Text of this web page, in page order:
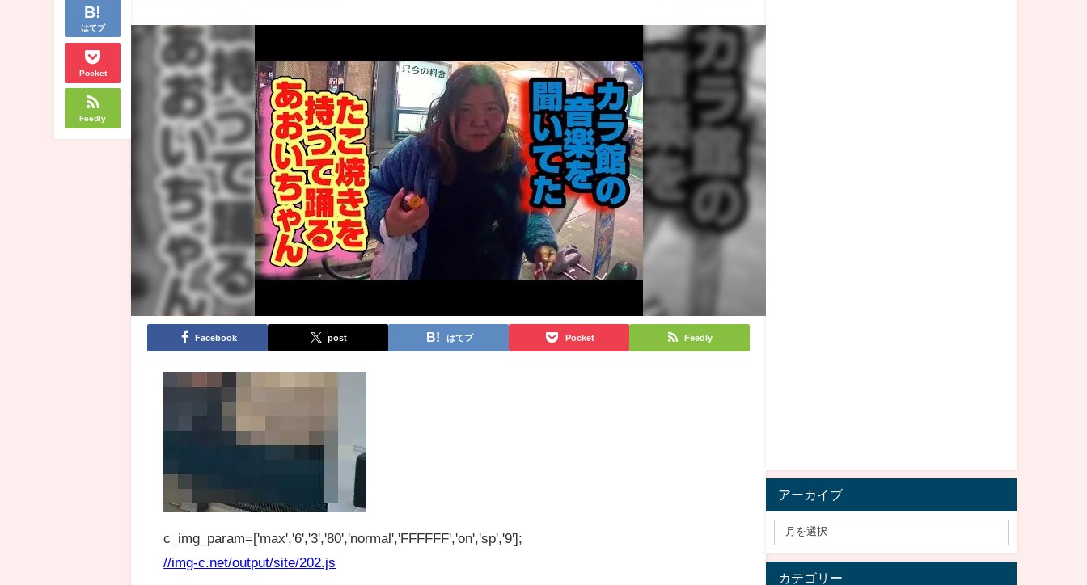
はてブ
Pocket
Feedly
Facebook post はてブ Pocket Feedly
c_img_param=['max','6','3','80','normal','FFFFFF','on','sp','9'];
//img-c.net/output/site/202.js
アーカイブ
カテゴリー